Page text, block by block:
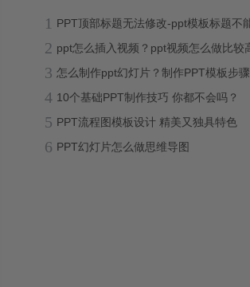
1 PPT顶部标题无法修改-ppt模板标题不能修
2 ppt怎么插入视频？ppt视频怎么做比较
3 怎么制作ppt幻灯片？制作PPT模板步骤
4 10个基础PPT制作技巧 你都不会吗？
5 PPT流程图模板设计 精美又独具特色
6 PPT幻灯片怎么做思维导图